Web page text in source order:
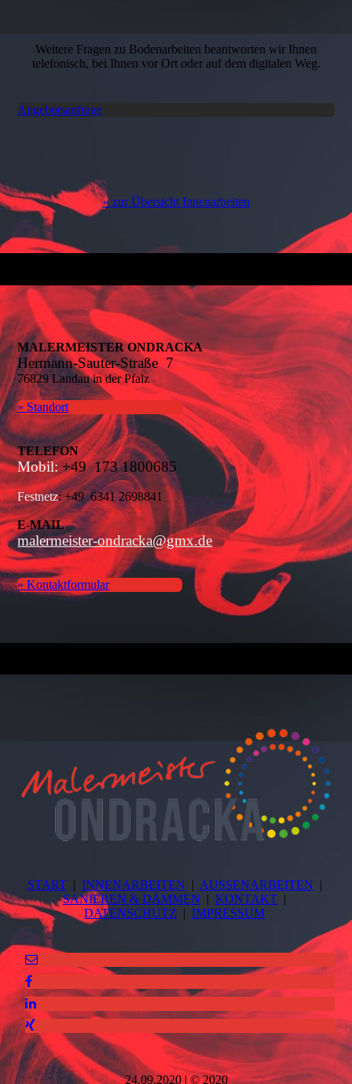
Weitere Fragen zu Bodenarbeiten beantworten wir Ihnen
telefonisch, bei Ihnen vor Ort oder auf dem digitalen Weg.
Angebotsanfrage
« zur Übersicht Innenarbeiten
MALERMEISTER ONDRACKA
Hermann-Sauter-Straße 7
76829 Landau in der Pfalz
» Standort
TELEFON
Mobil:+49 173 1800685
Festnetz: +49 6341 2698841
E-MAIL
malermeister-ondracka@gmx.de
» Kontaktformular
START| INNENARBEITEN | AUSSENARBEITEN |
SANIEREN & DÄMMEN | KONTAKT |
DATENSCHUTZ | IMPRESSUM
24.09.2020 | © 2020